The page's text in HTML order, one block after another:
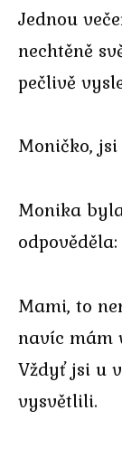
Jednou
nechtěně
pečlivě
Moničko,
Monika
odpověděla:
Mami, to
navíc mám
Vždyť jsi u
vysvětlili.